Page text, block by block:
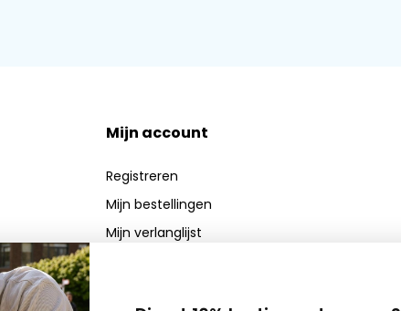
Mijn account
Registreren
Mijn bestellingen
Mijn verlanglijst